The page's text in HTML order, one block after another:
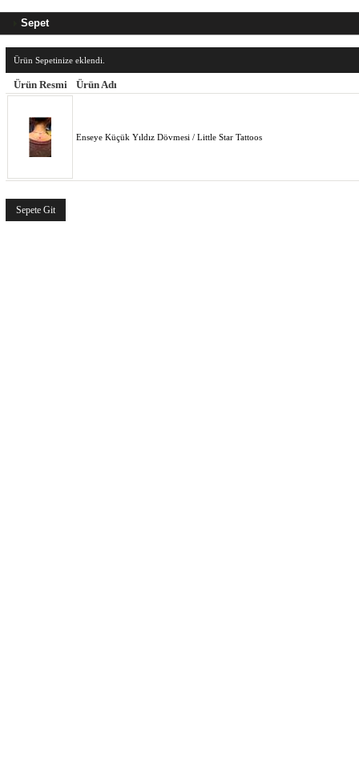
Sepet
Ürün Sepetinize eklendi.
Ürün Resmi Ürün Adı
Enseye Küçük Yıldız Dövmesi / Little Star Tattoos
Sepete Git